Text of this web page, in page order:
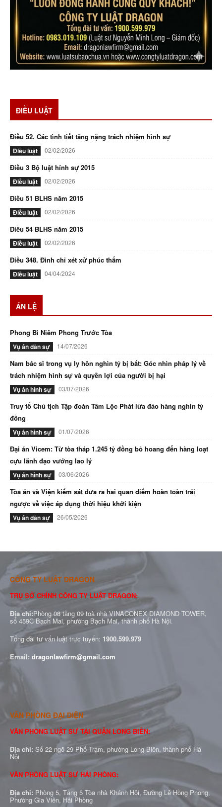
ĐIỀU LUẬT
Điều 52. Các tình tiết tăng nặng trách nhiệm hình sự
Điều luật 02/02/2026
Điều 3 Bộ luật hính sự 2015
Điều luật 02/02/2026
Điều 51 BLHS năm 2015
Điều luật 02/02/2026
Điều 54 BLHS năm 2015
Điều luật 02/02/2026
Điều 348. Đình chỉ xét xử phúc thẩm
Điều luật 04/04/2024
ÁN LỆ
Phong Bì Niêm Phong Trước Tòa
Vụ án dân sự 14/07/2026
Nam bác sĩ trong vụ ly hôn nghìn tỷ bị bắt: Góc nhìn pháp lý về
trách nhiệm hình sự và quyền lợi của người bị hại
Vụ án hình sự 03/07/2026
Truy tố Chủ tịch Tập đoàn Tâm Lộc Phát lừa đảo hàng nghìn tỷ
đồng
Vụ án hình sự 01/07/2026
Đại án Vicem: Từ tòa tháp 1.245 tỷ đồng bỏ hoang đến hàng loạt
cựu lãnh đạo vướng lao lý
Vụ án hình sự 03/06/2026
Tòa án và Viện kiểm sát đưa ra hai quan điểm hoàn toàn trái
ngược về việc áp dụng thời hiệu khởi kiện
Vụ án dân sự 26/05/2026
CÔNG TY LUẬT DRAGON
TRỤ SỞ CHÍNH CÔNG TY LUẬT DRAGON:
Địa chỉ:Phòng 08 tầng 09 toà nhà VINACONEX DIAMOND TOWER,
số 459C Bạch Mai, phường Bạch Mai, thành phố Hà Nội.
Tổng đài tư vấn luật trực tuyến: 1900.599.979
Email: dragonlawfirm@gmail.com
VĂN PHÒNG ĐẠI DIỆN
VĂN PHÒNG LUẬT SƯ TẠI QUẬN LONG BIÊN:
Địa chỉ: Số 22 ngõ 29 Phố Trạm, phường Long Biên, thành phố Hà
Nội
VĂN PHÒNG LUẬT SƯ HẢI PHÒNG:
Địa chỉ: Phòng 5, Tầng 5 Tòa nhà Khánh Hội, Đường Lê Hồng Phong,
Phường Gia Viên, Hải Phòng